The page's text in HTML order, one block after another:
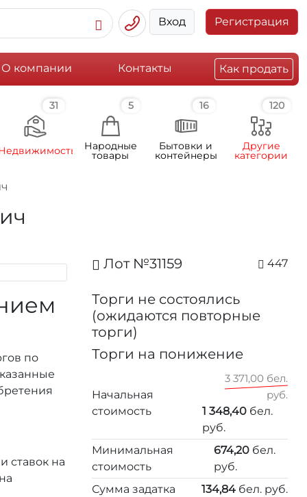
Вход Регистрация
О компании Контакты Как продать
31 5
Народные
товары
16
Бытовки и
контейнеры
120
Другие
категории
по
ставок на
Лот №31159 447
Торги не состоялись
(ожидаются повторные
торги)
Торги на понижение
Начальная
стоимость
3 371,00 бел.
руб.
1 348,40бел.
руб.
Минимальная
стоимость
674,20бел.
руб.
Сумма задатка
134,84 бел. руб.